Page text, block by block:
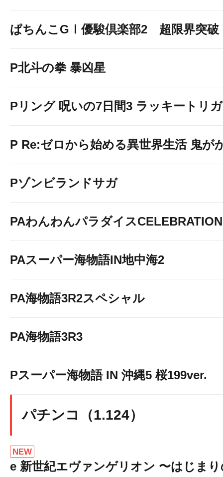
ぱちんこGⅠ優駿倶楽部2 超限界突破
P北斗の拳 暴凶星
Pリング 呪いの7日間3 ラッキートリ
P Re:ゼロから始める異世界生活 鬼が
Pゾンビランドサガ
PAわんわんパラダイスCELEBRATION
PAスーパー海物語IN地中海2
PA海物語3R2スペシャル
PA海物語3R3
Pスーパー海物語 IN 沖縄5 桜199ver.
パチンコ（1.124）
NEW
e 新世紀エヴァンゲリオン 〜はじま